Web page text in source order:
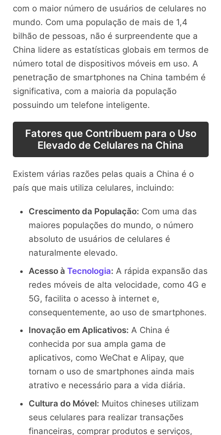
com o maior número de usuários de celulares no
mundo. Com uma população de mais de 1,4
bilhão de pessoas, não é surpreendente que a
China lidere as estatísticas globais em termos de
número total de dispositivos móveis em uso. A
penetração de smartphones na China também é
significativa, com a maioria da população
possuindo um telefone inteligente.
Fatores que Contribuem para o Uso
Elevado de Celulares na China
Existem várias razões pelas quais a China é o
país que mais utiliza celulares, incluindo:
Crescimento da População: Com uma das
maiores populações do mundo, o número
absoluto de usuários de celulares é
naturalmente elevado.
Acesso à Tecnologia: A rápida expansão das
redes móveis de alta velocidade, como 4G e
5G, facilita o acesso à internet e,
consequentemente, ao uso de smartphones.
Inovação em Aplicativos: A China é
conhecida por sua ampla gama de
aplicativos, como WeChat e Alipay, que
tornam o uso de smartphones ainda mais
atrativo e necessário para a vida diária.
Cultura do Móvel: Muitos chineses utilizam
seus celulares para realizar transações
financeiras, comprar produtos e serviços,